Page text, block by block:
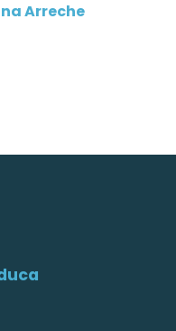
Arreche